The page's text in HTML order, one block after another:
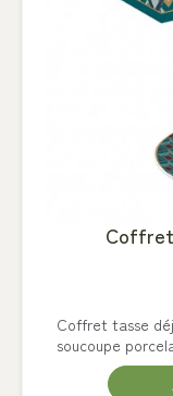
Coffret
Coffret tasse
soucoupe